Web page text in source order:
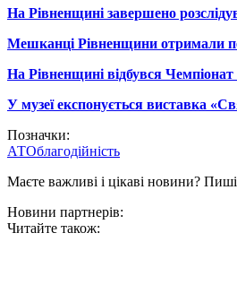
На Рівненщині завершено
Мешканці Рівненщини отримали
На Рівненщині відбувся Чемпіонат
У музеї експонується виставка
Позначки:
АТОблагодійність
Маєте важливі і цікаві новини?
Новини партнерів:
Читайте також: